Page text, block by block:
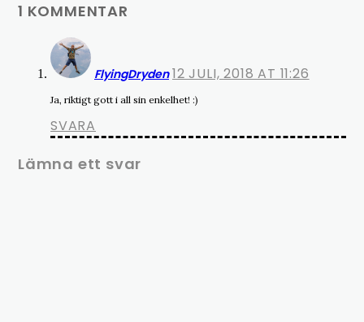
1 KOMMENTAR
FlyingDryden 12 JULI, 2018 AT 11:26
Ja, riktigt gott i all sin enkelhet! :)
SVARA
Lämna ett svar